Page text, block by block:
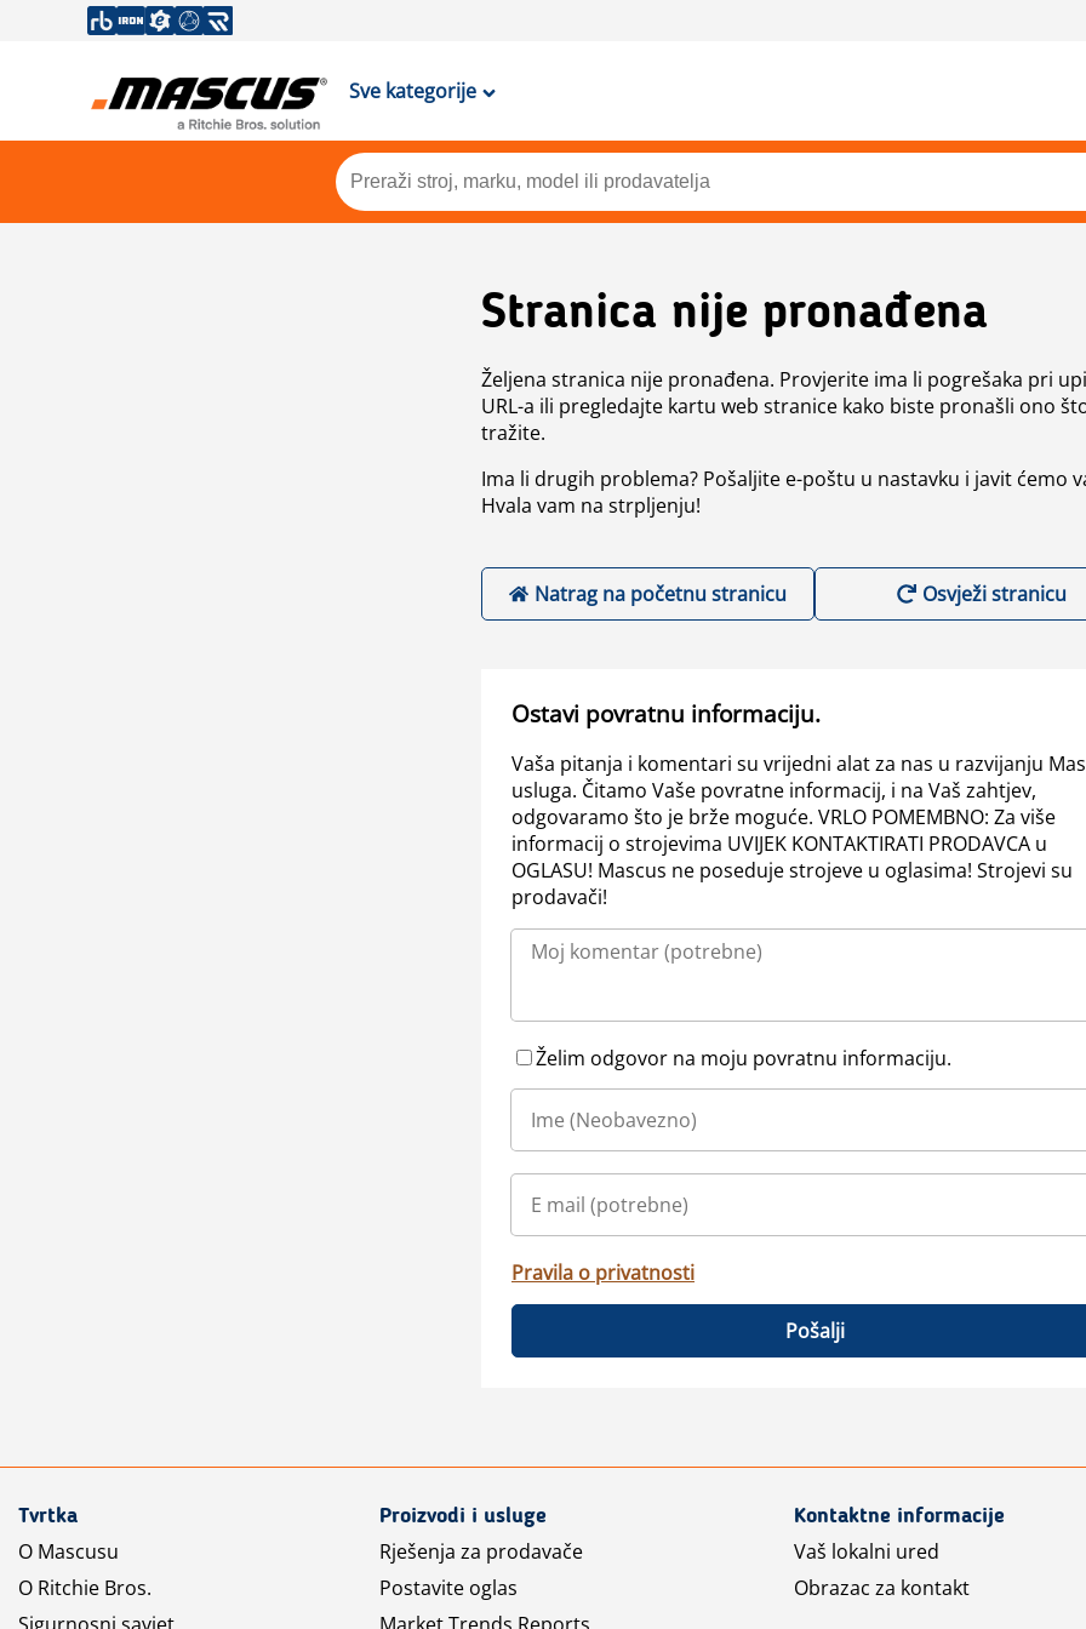
Sve kategorije
Stranica nije pronađena
Željena stranica nije pronađena. Provjerite ima li pogrešaka pri
URL-a ili pregledajte kartu web stranice kako biste pronašli ono
tražite.
Ima li drugih problema? Pošaljite e-poštu u nastavku i javit ćemo
Hvala vam na strpljenju!
Natrag na početnu stranicu Osvježi stranicu
Ostavi povratnu informaciju.
Vaša pitanja i komentari su vrijedni alat za nas u razvijanju
usluga. Čitamo Vaše povratne informacij, i na Vaš zahtjev,
odgovaramo što je brže moguće. VRLO POMEMBNO: Za više
informacij o strojevima UVIJEK KONTAKTIRATI PRODAVCA u
OGLASU! Mascus ne poseduje strojeve u oglasima! Strojevi su
prodavači!
Želim odgovor na moju povratnu informaciju.
Pravila o privatnosti
Pošalji
Tvrtka
O Mascusu
O Ritchie Bros.
Proizvodi i usluge
Rješenja za prodavače
Postavite oglas
Kontaktne informacije
Vaš lokalni ured
Obrazac za kontakt